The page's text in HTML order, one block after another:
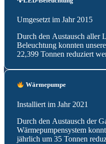
Umgesetzt im Jahr 2015
Durch den Austausch aller
Beleuchtung konnten
22,399 Tonnen reduziert
Wärmepumpe
Installiert im Jahr 2021
Durch den Austausch der
Wärmepumpensystem
jährlich um 35 Tonnen